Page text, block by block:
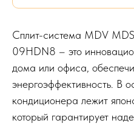
Сплит-система MDV
09HDN8 – это
дома или офиса,
энергоэффективность. В
кондиционера лежит
который гарантирует